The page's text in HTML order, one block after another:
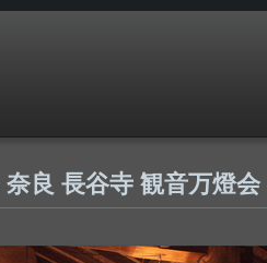
良 長谷寺 観音万燈会